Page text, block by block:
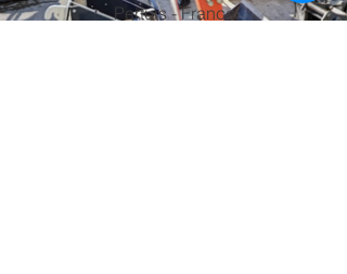
Pertuis - France